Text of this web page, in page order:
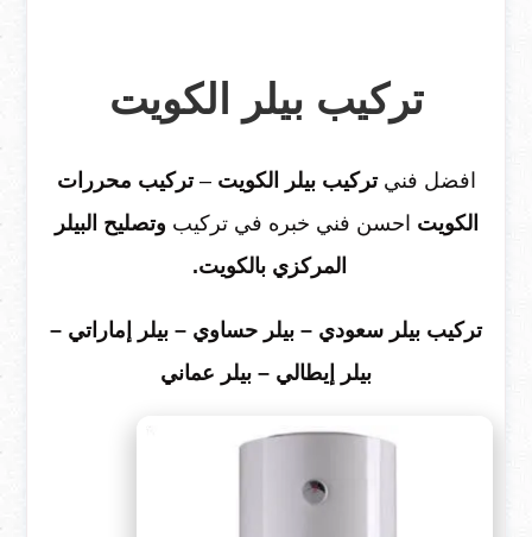
تركيب بيلر الكويت
افضل فنيتركيب بيلر الكويت –تركيب محررات
الكويت احسن فني خبره في تركيب وتصليح البيلر
المركزي بالكويت.
تركيب بيلر سعودي – بيلر حساوي – بيلر إماراتي –
بيلر إيطالي – بيلر عماني